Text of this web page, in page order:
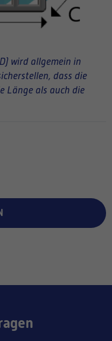
wird allgemein in
dass die
Länge als auch die